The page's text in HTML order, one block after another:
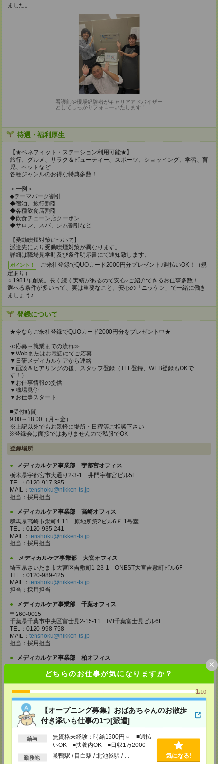
どちらのお仕事が気になりますか？
1/10
【オープニング募集】おばあちゃんのお散歩
付き添いも仕事の1つ[派遣]
給与
無資格未経験：時給1500円～ ■週払
いOK ■扶養内OK ■日収1万2000円
以上
勤務地 巣鴨駅 / 目白駅 / 北池袋駅 / … 気になる!
×
ました。
看護師や現場経験者がキャリアアドバイザー
としてしっかりフォローいたします！
待遇・福利厚生
【★ベネフィット・ステーション利用可能★】
旅行、グルメ、リラク＆ビューティー、スポーツ、ショッピング、学習、育
児、ペットなど
各種ジャンルのお得な特典多数！
＜一例＞
◆テーマパーク割引
◆宿泊、旅行割引
◆各種飲食店割引
◆飲食チェーン店クーポン
◆サロン、スパ、ジム割引など
【受動喫煙対策について】
派遣先により受動喫煙対策が異なります。
詳細は職場見学時及び条件明示書にて通知致します。
ポイント！
ご来社登録でQUOカード2000円分プレゼント♪週払いOK！（規
定あり）
☆1981年創業。長く続く実績があるので安心♪ご紹介できるお仕事多数！
選べる条件が多いって、実は重要なこと。安心の「ニッケン」で一緒に働き
ましょう♪
登録について
★今ならご来社登録でQUOカード2000円分をプレゼント中★
≪応募～就業までの流れ≫
▼Webまたはお電話にてご応募
▼日研メディカルケアから連絡
▼面談＆ヒアリングの後、スタッフ登録（TEL登録、WEB登録もOKで
す！）
▼お仕事情報の提供
▼職場見学
▼お仕事スタート
■受付時間
9:00～18:00（月～金）
※上記以外でもお気軽に場所・日程等ご相談下さい
※登録会は面接ではありませんので私服でOK
登録場所
メディカルケア事業部 宇都宮オフィス
栃木県宇都宮市大通り2-3-1 井門宇都宮ビル5F
TEL：0120-917-385
MAIL： tenshoku@nikken-ts.jp
担当：採用担当
メディカルケア事業部 高崎オフィス
群馬県高崎市栄町4-11 原地所第2ビル6Ｆ 1号室
TEL：0120-935-241
MAIL： tenshoku@nikken-ts.jp
担当：採用担当
メディカルケア事業部 大宮オフィス
埼玉県さいたま市大宮区吉敷町1-23-1 ONEST大宮吉敷町ビル6F
TEL：0120-989-425
MAIL： tenshoku@nikken-ts.jp
担当：採用担当
メディカルケア事業部 千葉オフィス
〒260-0015
千葉県千葉市中央区富士見2-15-11 IMI千葉富士見ビル6F
TEL：0120-998-758
MAIL： tenshoku@nikken-ts.jp
担当：採用担当
メディカルケア事業部 柏オフィス
TEL：0120-935-218
MAIL：tenshoku@nikken-ts.jp
担当：採用担当
メディカルケア事業部 新宿オフィス
東京都新宿区新宿2-3-10 新宿御苑ビル6階
TEL：0120-457-235
MAIL：
tenshoku@nikken-ts.jp
担当：採用担当
東京都立川市錦町1-12-14